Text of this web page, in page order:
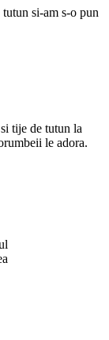
si-am s-o pun
tije de tutun la
le adora.